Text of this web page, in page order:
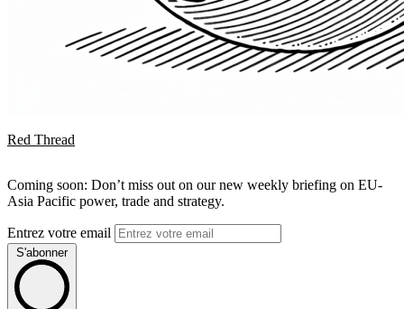
Red Thread
Coming soon: Don’t miss out on our new weekly briefing on EU-
Asia Pacific power, trade and strategy.
Entrez votre email
S'abonner